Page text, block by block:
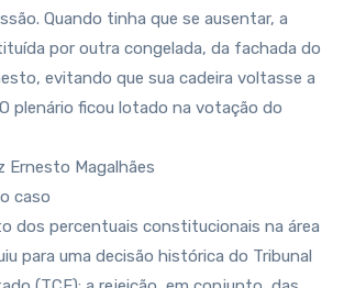
Quando tinha que se ausentar, a
por outra congelada, da fachada do
evitando que sua cadeira voltasse a
plenário ficou lotado na votação do
Ernesto Magalhães
caso
dos percentuais constitucionais na área
para uma decisão histórica do Tribunal